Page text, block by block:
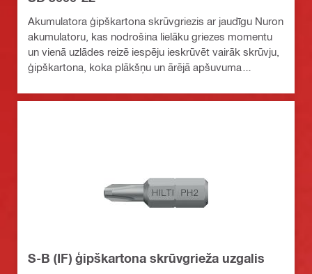
Akumulatora ģipškartona skrūvgriezis ar jaudīgu Nuron
akumulatoru, kas nodrošina lielāku griezes momentu
un vienā uzlādes reizē iespēju ieskrūvēt vairāk skrūvju,
ģipškartona, koka plākšņu un ārējā apšuvuma
S-B (IF) ģipškartona skrūvgrieža uzgalis